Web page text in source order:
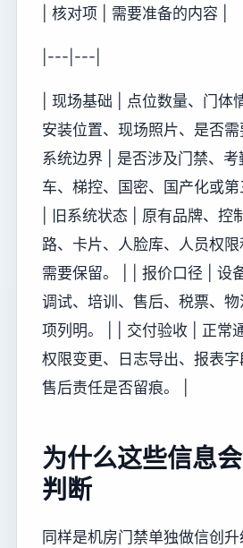
| 核对项 | 需要准备的内容 |
|---|---|
| 现场基础 | 点位数量、门体
安装位置、现场照片、是否需
系统边界 | 是否涉及门禁、
车、梯控、国密、国产化或第
| 旧系统状态 | 原有品牌、控
路、卡片、人脸库、人员权
需要保留。 | | 报价口径 | 设
调试、培训、售后、税票、
项列明。 | | 交付验收 | 正常
权限变更、日志导出、报表
售后责任是否留痕。 |
为什么这些信息
判断
同样是机房门禁单独做信创